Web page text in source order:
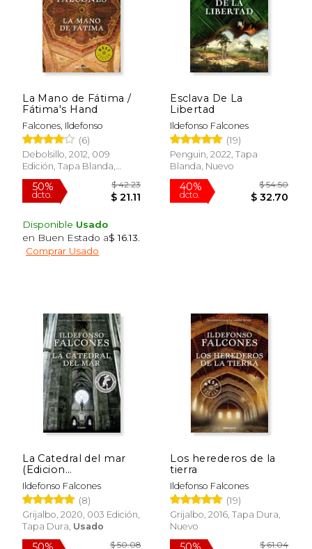
15%
dcto.
Rápido
15%
dcto.
La Mano de Fátima /
Fátima's Hand
Falcones, Ildefonso
(6)
Debolsillo, 2012, 009
Edición, Tapa Blanda,
Nuevo
50%
dcto.
Disponible Usado
en Buen Estado a$ 16.13
Comprar Usado
Esclava De La
Libertad
Ildefonso Falcones
(19)
Penguin, 2022, Tapa
Blanda, Nuevo
40%
dcto.
La Catedral del mar
(Edicion
Conmemorativa 10º
Aniversario)
Ildefonso Falcones
(8)
Grijalbo, 2020, 003 Edición,
Tapa Dura, Usado
Los herederos de la
tierra
Ildefonso Falcones
(19)
Grijalbo, 2016, Tapa Dura,
Nuevo